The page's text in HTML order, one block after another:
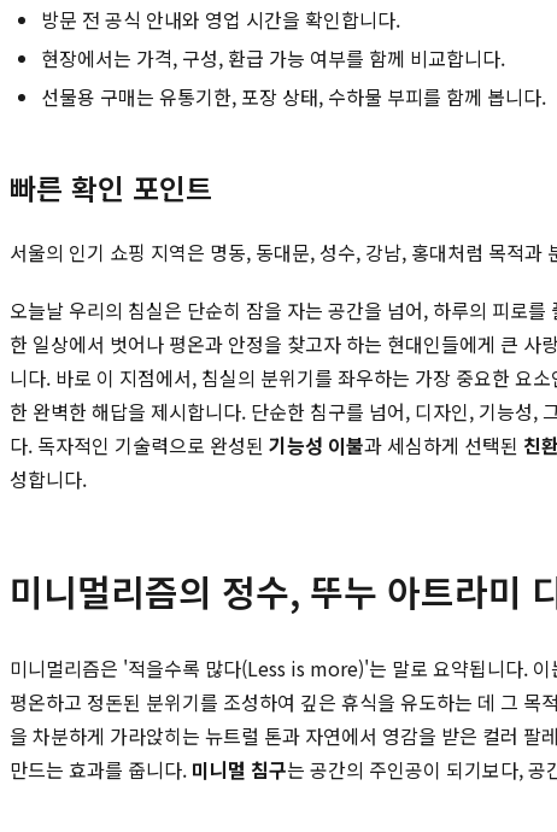
방문 전 공식 안내와 영업 시간을 확인합니다.
현장에서는 가격, 구성, 환급 가능 여부를 함께 비교합니다.
선물용 구매는 유통기한, 포장 상태, 수하물 부피를 함께 봅니다.
빠른 확인 포인트
서울의 인기 쇼핑 지역은 명동, 동대문, 성수, 강남, 홍대처럼 목적
오늘날 우리의 침실은 단순히 잠을 자는 공간을 넘어, 하루의 피로
한 일상에서 벗어나 평온과 안정을 찾고자 하는 현대인들에게 큰
니다. 바로 이 지점에서, 침실의 분위기를 좌우하는 가장 중요한 요
한 완벽한 해답을 제시합니다. 단순한 침구를 넘어, 디자인, 기능성,
다. 독자적인 기술력으로 완성된 기능성 이불과 세심하게 선택된 친
성합니다.
미니멀리즘의 정수, 뚜누 아트라미
미니멀리즘은 '적을수록 많다(Less is more)'는 말로 요약됩니다.
평온하고 정돈된 분위기를 조성하여 깊은 휴식을 유도하는 데 그
을 차분하게 가라앉히는 뉴트럴 톤과 자연에서 영감을 받은 컬러
만드는 효과를 줍니다. 미니멀 침구는 공간의 주인공이 되기보다,